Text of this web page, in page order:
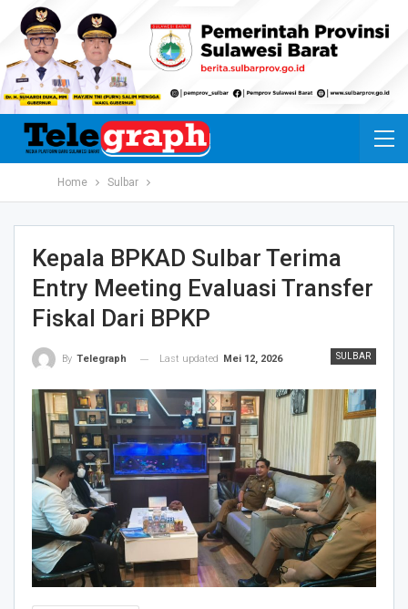
Home Sulbar
Kepala BPKAD Sulbar Terima
Entry Meeting Evaluasi Transfer
Fiskal Dari BPKP
SULBAR
By Telegraph Last updated Mei 12, 2026